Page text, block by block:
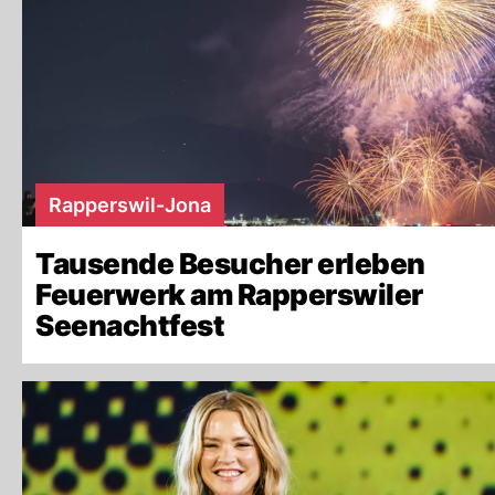
Rapperswil-Jona
Tausende Besucher erleben
Feuerwerk am Rapperswiler
Seenachtfest